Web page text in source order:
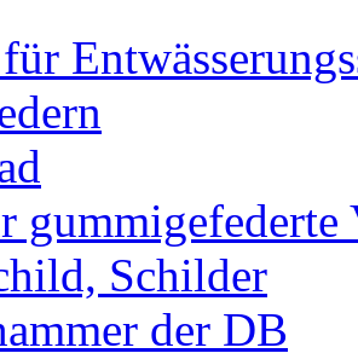
gummigefederte
Schilder
der DB